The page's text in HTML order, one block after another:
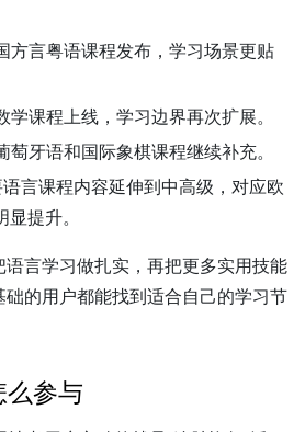
方言粤语课程发布，学习场景更贴
课程上线，学习边界再次扩展。
牙语和国际象棋课程继续补充。
言课程内容延伸到中高级，对应欧
提升。
言学习做扎实，再把更多实用技能
的用户都能找到适合自己的学习节
参与